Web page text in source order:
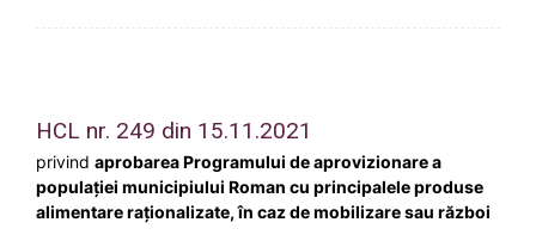
HCL nr. 249 din 15.11.2021
privind aprobarea Programului de aprovizionare a
populaţiei municipiului Roman cu principalele produse
alimentare raţionalizate, în caz de mobilizare sau război